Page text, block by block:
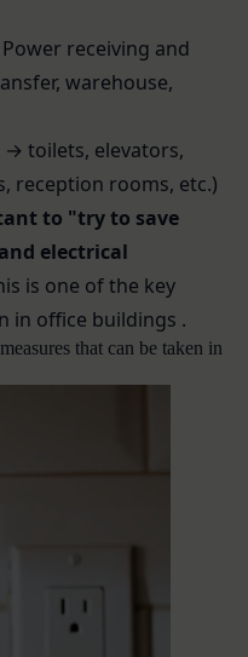
receiving and
warehouse,
→ toilets, elevators,
reception rooms, etc.)
to "try to save
electrical
is one of the key
in office buildings .
that can be taken in
定により、クッキー
能です。なお、クッ
合、当社のサービス
とがあります。
アクセスや漏洩等を
持に努めます。ま
運営に照らして当社
から取得したお客様
消去します。
報を第三者と共有す
社がお客様情報を提
などを当社の代理で
、または、当社のマ
るものではない軽微
省略することができ
サービスの利用を行
に同意したものとみ
のサービス又は提携
については、各サー
従ってご利用くださ
の各用語は各々以下
ビスの内容を変更す
の会員登録ページか